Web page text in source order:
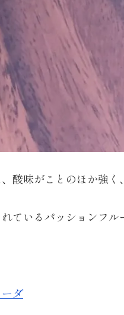
酸味がことのほか強
ているパッションフル
ダ